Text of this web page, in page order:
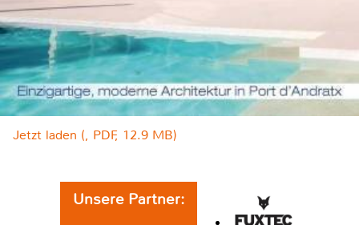
Jetzt laden (, PDF, 12.9 MB)
Unsere Partner: